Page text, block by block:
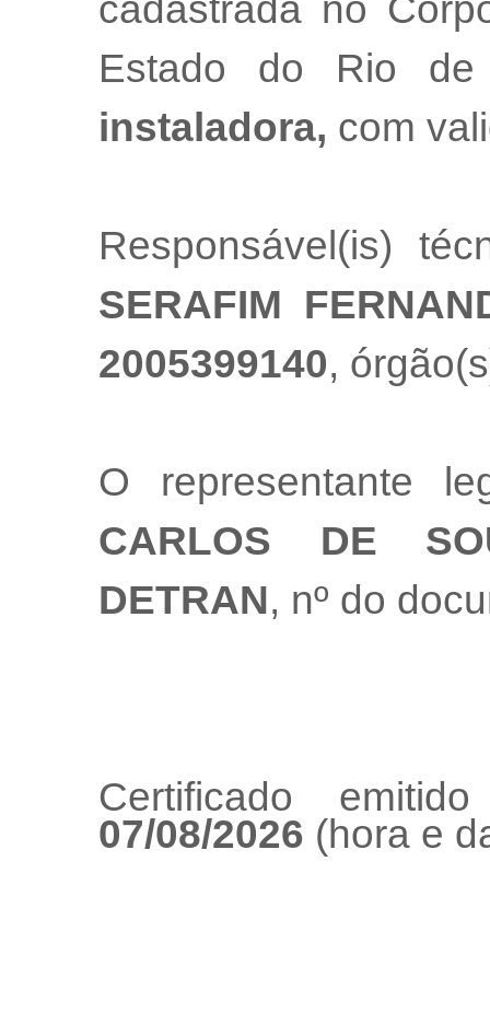
cadastrada no
Estado do Rio
instaladora, com
Responsável(is)
SERAFIM
2005399140,
O representante
CARLOS DE
DETRAN, nº do
Certificado
07/08/2026 (hora e